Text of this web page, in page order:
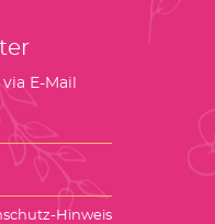
E-Mail
Hinweis